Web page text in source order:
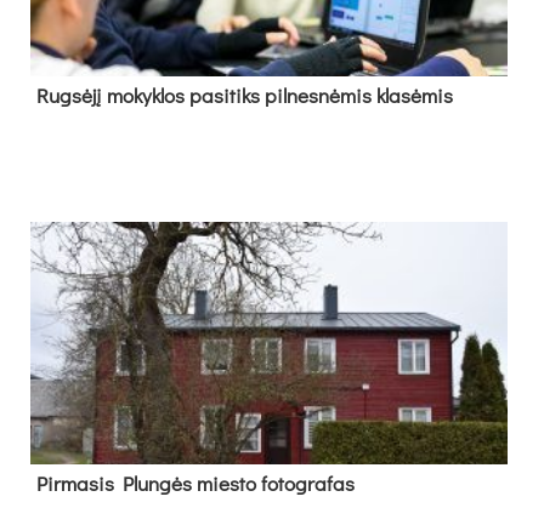
Rug­sė­jį mo­kyk­los pa­si­tiks pil­nes­nė­mis kla­sė­mis
Pir­ma­sis Plun­gės mies­to fo­tog­ra­fas